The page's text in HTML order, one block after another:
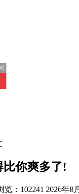
你爽多了!
览：102241 2026年8